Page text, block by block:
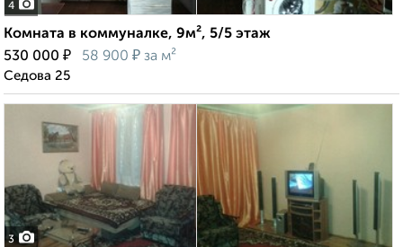
4
Комната в коммуналке, 9м², 5/5 этаж
530 000 ₽ 58 900 ₽ за м²
Седова 25
3